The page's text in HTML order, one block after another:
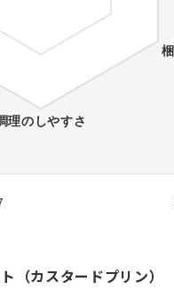
（カスタードプリン）